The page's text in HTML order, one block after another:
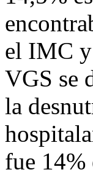
el IMC y
VGS se
la
fue 14%